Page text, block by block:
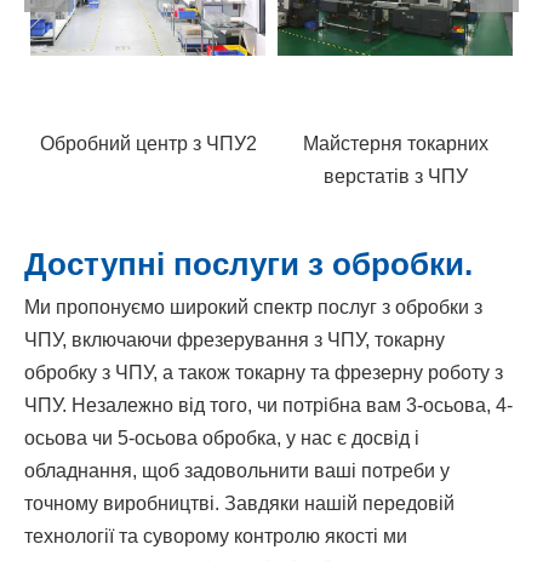
Обробний центр з ЧПУ2
Майстерня токарних
Майстерня токарних
Доступні послуги з обробки.
Ми пропонуємо широкий спектр послуг з обробки з
ЧПУ, включаючи фрезерування з ЧПУ, токарну
обробку з ЧПУ, а також токарну та фрезерну роботу з
ЧПУ. Незалежно від того, чи потрібна вам 3-осьова, 4-
осьова чи 5-осьова обробка, у нас є досвід і
обладнання, щоб задовольнити ваші потреби у
точному виробництві. Завдяки нашій передовій
технології та суворому контролю якості ми